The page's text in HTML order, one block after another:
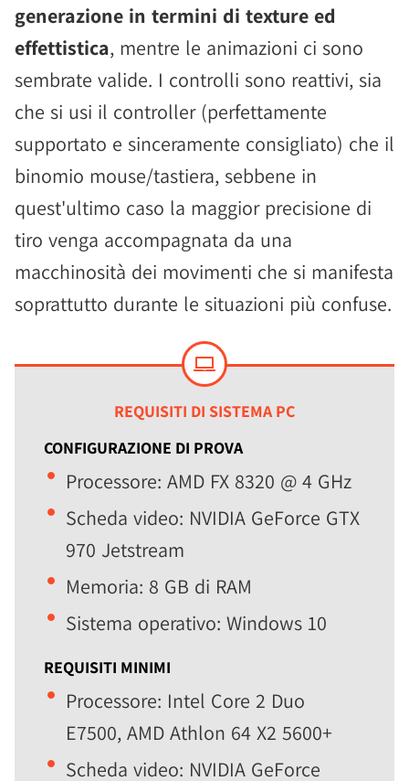
generazione in termini di texture ed
effettistica, mentre le animazioni ci sono
sembrate valide. I controlli sono reattivi, sia
che si usi il controller (perfettamente
supportato e sinceramente consigliato) che il
binomio mouse/tastiera, sebbene in
quest'ultimo caso la maggior precisione di
tiro venga accompagnata da una
macchinosità dei movimenti che si manifesta
soprattutto durante le situazioni più confuse.
REQUISITI DI SISTEMA PC
CONFIGURAZIONE DI PROVA
Processore: AMD FX 8320 @ 4 GHz
Scheda video: NVIDIA GeForce GTX
970 Jetstream
Memoria: 8 GB di RAM
Sistema operativo: Windows 10
REQUISITI MINIMI
Processore: Intel Core 2 Duo
E7500, AMD Athlon 64 X2 5600+
Scheda video: NVIDIA GeForce